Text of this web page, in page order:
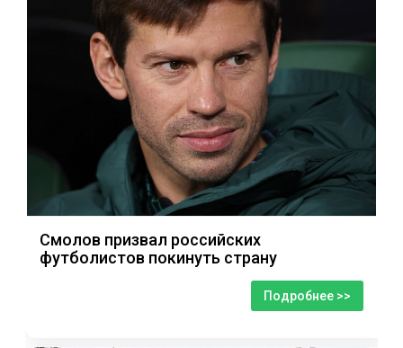
Смолов призвал российских
футболистов покинуть страну
Подробнее >>